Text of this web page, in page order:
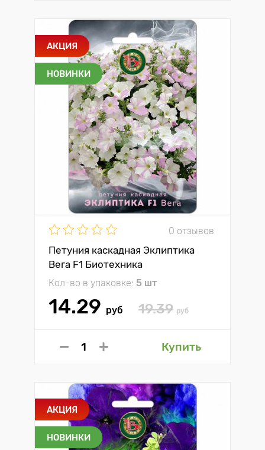
АКЦИЯ
НОВИНКИ
0 отзывов
Петуния каскадная Эклиптика
Вега F1 Биотехника
Кол-во в упаковке: 5 шт
14.29 руб 19.39 руб
Купить
АКЦИЯ
НОВИНКИ